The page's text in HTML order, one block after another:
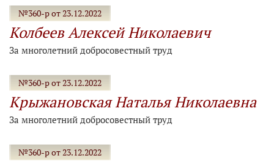
№360-р от 23.12.2022
Колбеев Алексей Николаевич
За многолетний добросовестный труд
№360-р от 23.12.2022
Крыжановская Наталья Николаевна
За многолетний добросовестный труд
№360-р от 23.12.2022